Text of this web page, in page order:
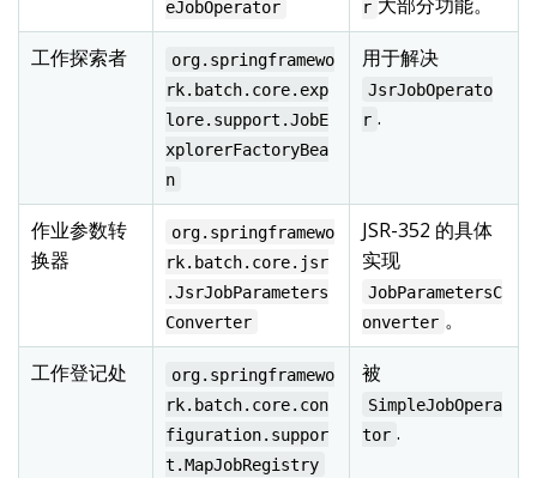
eJobOperator
r
工作探索者
org.springframewo
rk.batch.core.exp
lore.support.JobE
xplorerFactoryBea
n
用于解决
JsrJobOperato
r .
作业参数转
换器
org.springframewo
rk.batch.core.jsr
.JsrJobParameters
Converter
JSR-352 的具体
实现
JobParametersC
onverter 。
工作登记处
org.springframewo
rk.batch.core.con
figuration.suppor
t.MapJobRegistry
被
SimpleJobOpera
tor .